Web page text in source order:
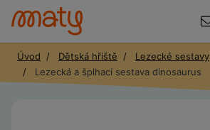
Úvod Dětská hřiště Lezecké sestavy
Lezecká a šplhací sestava dinosaurus